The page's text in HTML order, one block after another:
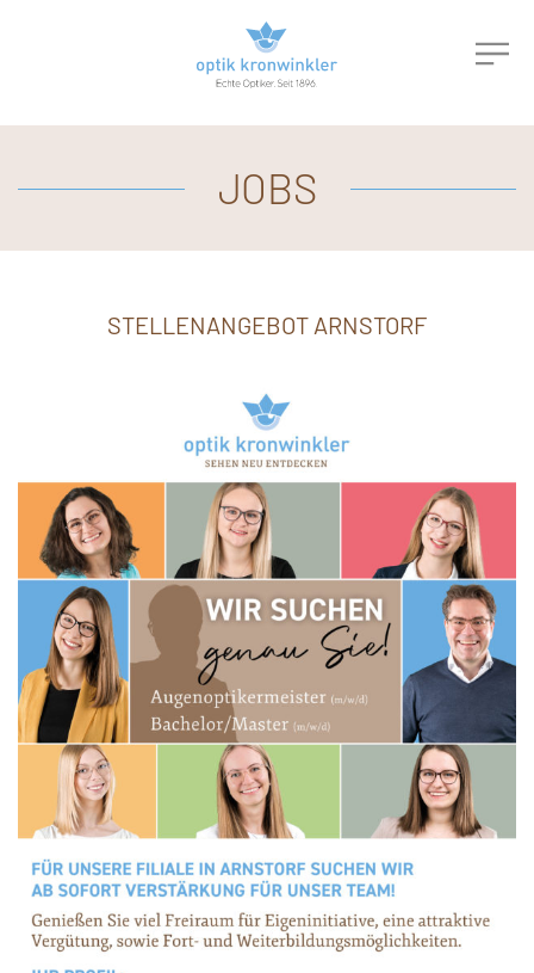
JOBS
STELLENANGEBOT ARNSTORF